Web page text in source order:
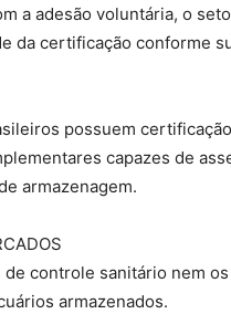
a adesão voluntária, o
da certificação conforme
possuem
capazes de
armazenagem.
controle sanitário nem
armazenados.